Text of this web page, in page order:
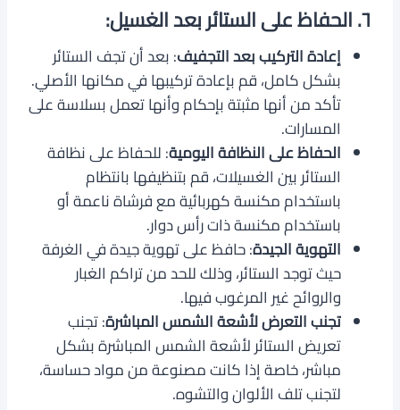
٦. الحفاظ على الستائر بعد الغسيل:
إعادة التركيب بعد التجفيف: بعد أن تجف الستائر
بشكل كامل، قم بإعادة تركيبها في مكانها الأصلي.
تأكد من أنها مثبتة بإحكام وأنها تعمل بسلاسة على
المسارات.
الحفاظ على النظافة اليومية: للحفاظ على نظافة
الستائر بين الغسيلات، قم بتنظيفها بانتظام
باستخدام مكنسة كهربائية مع فرشاة ناعمة أو
باستخدام مكنسة ذات رأس دوار.
التهوية الجيدة: حافظ على تهوية جيدة في الغرفة
حيث توجد الستائر، وذلك للحد من تراكم الغبار
والروائح غير المرغوب فيها.
تجنب التعرض لأشعة الشمس المباشرة: تجنب
تعريض الستائر لأشعة الشمس المباشرة بشكل
مباشر، خاصة إذا كانت مصنوعة من مواد حساسة،
لتجنب تلف الألوان والتشوه.